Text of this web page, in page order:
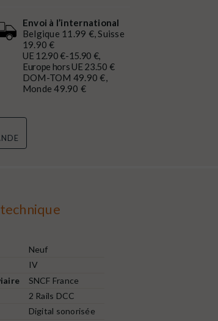
Envoi à l’international
Belgique 11.99 €, Suisse
19.90 €
UE 12.90 €-15.90 €,
Europe hors UE 23.50 €
DOM-TOM 49.90 €,
Monde 49.90 €
Neuf
IV
SNCF France
2 Rails DCC
Digital sonorisée